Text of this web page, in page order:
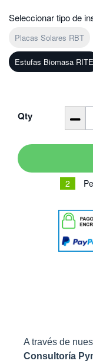
Seleccionar tipo de
Placas Solares RBT
Estufas Biomasa RITE
Qty
2
A través de
Consultoría